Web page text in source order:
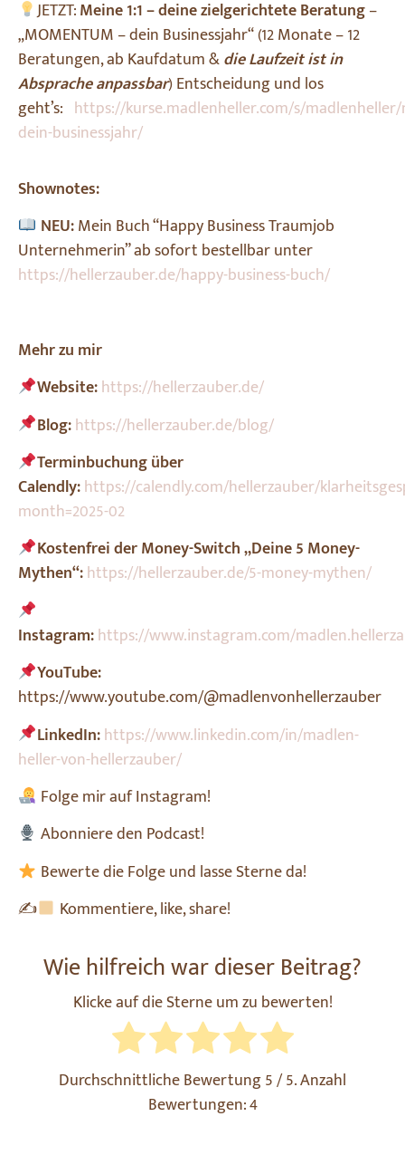
JETZT:Meine 1:1 – deine zielgerichtete Beratung–
„MOMENTUM – dein Businessjahr“ (12 Monate – 12
Beratungen, ab Kaufdatum &die Laufzeit ist in
Absprache anpassbar) Entscheidung und los
geht’s: https://kurse.madlenheller.com/s/
dein-businessjahr/
Shownotes:
NEU:Mein Buch “Happy Business Traumjob
Unternehmerin” ab sofort bestellbar unter
https://hellerzauber.de/happy-business-buch/
Mehr zu mir
Website:https://hellerzauber.de/
Blog:https://hellerzauber.de/blog/
Terminbuchung über
Calendly:https://calendly.com/hellerzauber/
month=2025-02
Kostenfrei der Money-Switch „Deine 5 Money-
Mythen“:https://hellerzauber.de/5-money-mythen/
Instagram:https://www.instagram.com/
YouTube:
https://www.youtube.com/@madlenvonhellerzauber
LinkedIn:https://www.linkedin.com/in/madlen-
heller-von-hellerzauber/
Folge mir auf Instagram!
Abonniere den Podcast!
Bewerte die Folge und lasse Sterne da!
✍
Kommentiere, like, share!
Wie hilfreich war dieser Beitrag?
Klicke auf die Sterne um zu bewerten!
Durchschnittliche Bewertung5/ 5. Anzahl
Bewertungen:4